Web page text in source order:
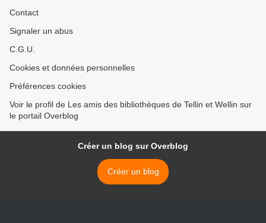
Contact
Signaler un abus
C.G.U.
Cookies et données personnelles
Préférences cookies
Voir le profil de Les amis des bibliothèques de Tellin et Wellin sur
le portail Overblog
Créer un blog sur Overblog
Créer un blog